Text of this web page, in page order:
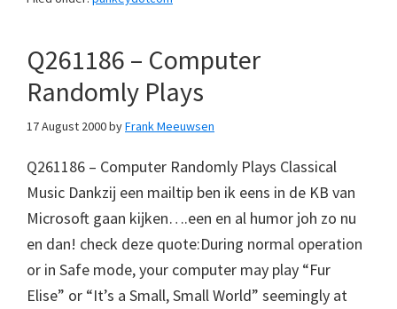
Q261186 – Computer
Randomly Plays
17 August 2000byFrank Meeuwsen
Q261186 – Computer Randomly Plays Classical
Music Dankzij een mailtip ben ik eens in de KB van
Microsoft gaan kijken….een en al humor joh zo nu
en dan! check deze quote:During normal operation
or in Safe mode, your computer may play “Fur
Elise” or “It’s a Small, Small World” seemingly at